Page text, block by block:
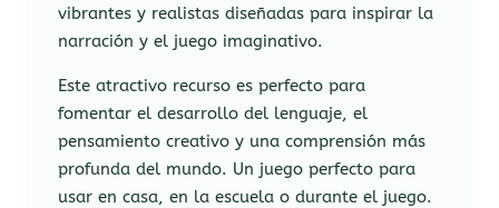
vibrantes y realistas diseñadas para inspirar la
narración y el juego imaginativo.
Este atractivo recurso es perfecto para
fomentar el desarrollo del lenguaje, el
pensamiento creativo y una comprensión más
profunda del mundo. Un juego perfecto para
usar en casa, en la escuela o durante el juego.